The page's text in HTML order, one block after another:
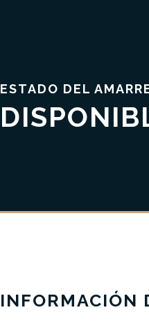
ESTADO DEL
INFORMACIÓN